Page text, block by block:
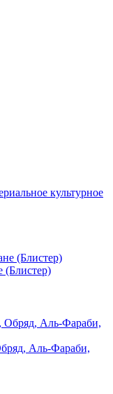
культурное
(Блистер)
Аль-Фараби,